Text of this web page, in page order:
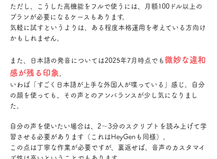
ただし、こうした高機能をフルで使うには、月額100ドル以上の
プランが必要になるケースもあります。
気軽に試すというよりは、ある程度本格運用を考えている方向け
かもしれません。
また、日本語の発音については2025年7月時点でも微妙な違和
感が残る印象。
いわば「すごく日本語が上手な外国人が喋っている」感じ。自分
の顔を使っても、その声とのアンバランスが少し気になりまし
た。
自分の声を使いたい場合は、2〜3分のスクリプトを読み上げて学
習させる必要があります（これはHeyGenも同様）。
この点は丁寧な作業が必要ですが、裏返せば、音声のカスタマイ